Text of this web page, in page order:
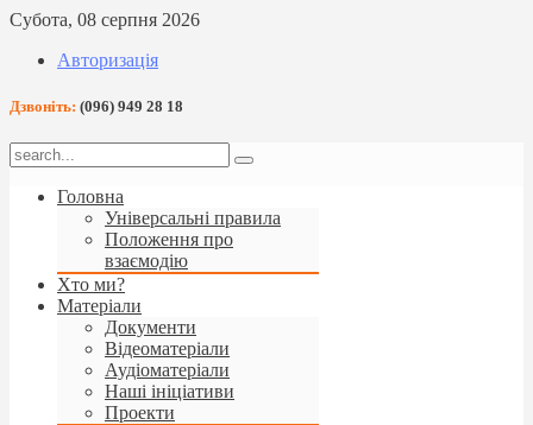
Субота, 08 серпня 2026
Авторизація
Дзвоніть: (096) 949 28 18
Головна
Універсальні правила
Положення про
взаємодію
Хто ми?
Матеріали
Документи
Відеоматеріали
Аудіоматеріали
Наші ініціативи
Проекти